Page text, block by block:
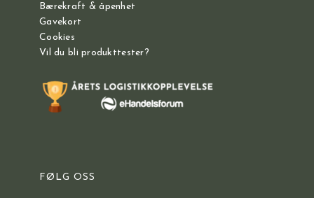
Bærekraft & åpenhet
Gavekort
Cookies
Vil du bli produkttester?
FØLG OSS